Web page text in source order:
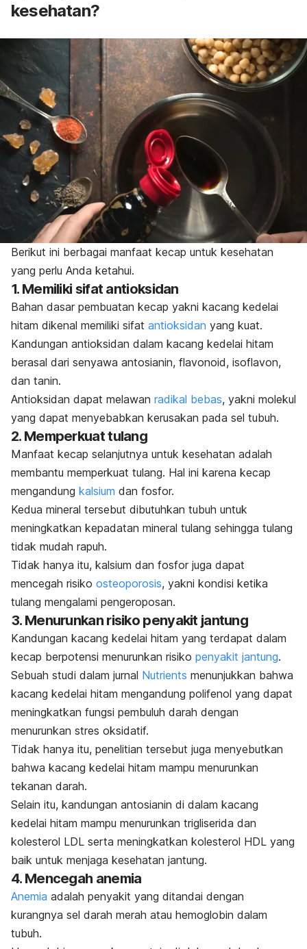
kesehatan?
Berikut ini berbagai manfaat kecap untuk kesehatan
yang perlu Anda ketahui.
1. Memiliki sifat antioksidan
Bahan dasar pembuatan kecap yakni kacang kedelai
hitam dikenal memiliki sifat antioksidan yang kuat.
Kandungan antioksidan dalam kacang kedelai hitam
berasal dari senyawa antosianin, flavonoid, isoflavon,
dan tanin.
Antioksidan dapat melawan radikal bebas, yakni molekul
yang dapat menyebabkan kerusakan pada sel tubuh.
2. Memperkuat tulang
Manfaat kecap selanjutnya untuk kesehatan adalah
membantu memperkuat tulang. Hal ini karena kecap
mengandung kalsium dan fosfor.
Kedua mineral tersebut dibutuhkan tubuh untuk
meningkatkan kepadatan mineral tulang sehingga tulang
tidak mudah rapuh.
Tidak hanya itu, kalsium dan fosfor juga dapat
mencegah risiko osteoporosis, yakni kondisi ketika
tulang mengalami pengeroposan.
3. Menurunkan risiko penyakit jantung
Kandungan kacang kedelai hitam yang terdapat dalam
kecap berpotensi menurunkan risiko penyakit jantung.
Sebuah studi dalam jurnal Nutrients menunjukkan bahwa
kacang kedelai hitam mengandung polifenol yang dapat
meningkatkan fungsi pembuluh darah dengan
menurunkan stres oksidatif.
Tidak hanya itu, penelitian tersebut juga menyebutkan
bahwa kacang kedelai hitam mampu menurunkan
tekanan darah.
Selain itu, kandungan antosianin di dalam kacang
kedelai hitam mampu menurunkan trigliserida dan
kolesterol LDL serta meningkatkan kolesterol HDL yang
baik untuk menjaga kesehatan jantung.
4. Mencegah anemia
Anemia adalah penyakit yang ditandai dengan
kurangnya sel darah merah atau hemoglobin dalam
tubuh.